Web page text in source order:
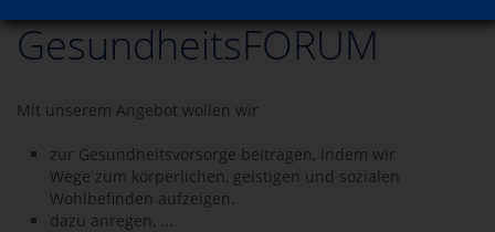
GesundheitsFORUM
Mit unserem Angebot wollen wir
zur Gesundheitsvorsorge beitragen, indem wir
Wege zum körperlichen, geistigen und sozialen
Wohlbefinden aufzeigen.
dazu anregen, ...